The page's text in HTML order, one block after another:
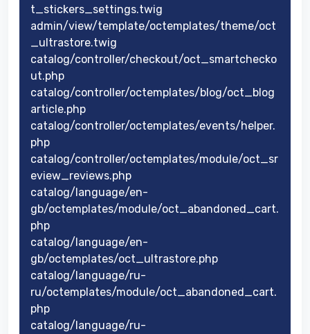
t_stickers_settings.twig
admin/view/template/octemplates/theme/oct
_ultrastore.twig
catalog/controller/checkout/oct_smartchecko
ut.php
catalog/controller/octemplates/blog/oct_blog
article.php
catalog/controller/octemplates/events/helper.
php
catalog/controller/octemplates/module/oct_sr
eview_reviews.php
catalog/language/en-
gb/octemplates/module/oct_abandoned_cart.
php
catalog/language/en-
gb/octemplates/oct_ultrastore.php
catalog/language/ru-
ru/octemplates/module/oct_abandoned_cart.
php
catalog/language/ru-